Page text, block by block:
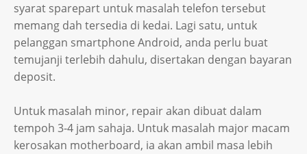
syarat sparepart untuk masalah telefon tersebut
memang dah tersedia di kedai. Lagi satu, untuk
pelanggan smartphone Android, anda perlu buat
temujanji terlebih dahulu, disertakan dengan bayaran
deposit.
Untuk masalah minor, repair akan dibuat dalam
tempoh 3-4 jam sahaja. Untuk masalah major macam
kerosakan motherboard, ia akan ambil masa lebih